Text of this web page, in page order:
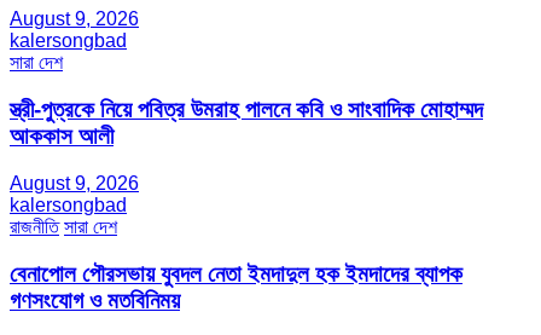
August 9, 2026
kalersongbad
সারা দেশ
স্ত্রী-পুত্রকে নিয়ে পবিত্র উমরাহ পালনে কবি ও সাংবাদিক মোহাম্মদ
আককাস আলী
August 9, 2026
kalersongbad
রাজনীতি সারা দেশ
বেনাপোল পৌরসভায় যুবদল নেতা ইমদাদুল হক ইমদাদের ব্যাপক
গণসংযোগ ও মতবিনিময়